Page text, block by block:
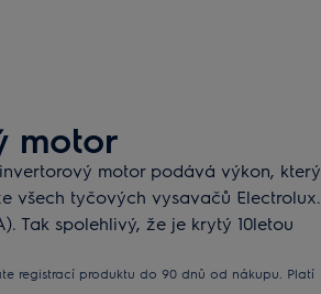
motor
motor podává výkon, který
všech tyčových vysavačů Electrolux.
Tak spolehlivý, že je krytý 10letou
registrací produktu do 90 dnů od nákupu. Platí